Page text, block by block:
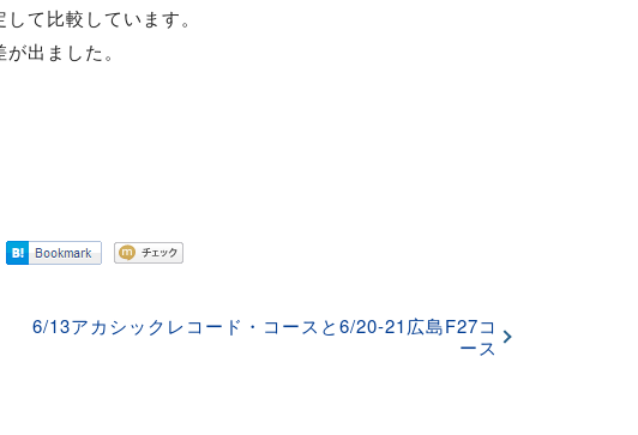
て比較しています。
出ました。
6/13アカシックレコード・コースと6/20-21広島F27コ
ース